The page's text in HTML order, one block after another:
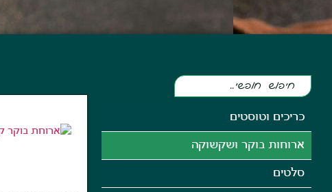
כריכים וטוסטים
ארוחות בוקר ושקשוקה
סלטים